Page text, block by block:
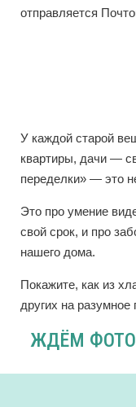
отправляется
У каждой старой
квартиры, дачи —
переделки» — это
Это про умение
свой срок, и про
нашего дома.
Покажите, как из
других на разумное
ЖДЁМ